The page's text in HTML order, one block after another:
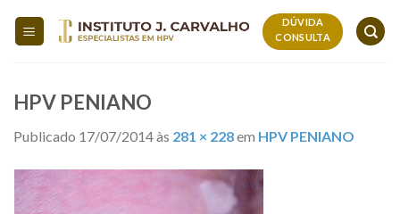
DÚVIDA
CONSULTA
HPV PENIANO
Publicado 17/07/2014às 281 × 228em HPV PENIANO